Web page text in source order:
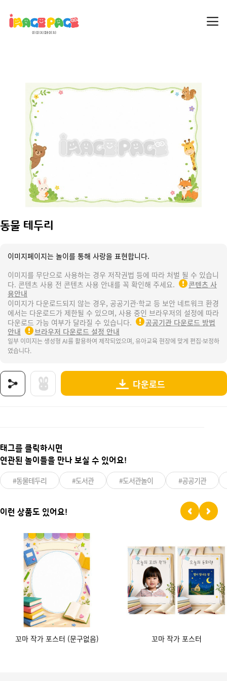
동물 테두리
이미지페이지는 놀이를 통해 사랑을 표현합니다.
이미지를 무단으로 사용하는 경우 저작권법 등에 따라 처벌 될 수 있습니
다. 콘텐츠 사용 전 콘텐츠 사용 안내를 꼭 확인해 주세요.
콘텐츠 사
용안내
이미지가 다운로드되지 않는 경우, 공공기관·학교 등 보안 네트워크 환경
에서는 다운로드가 제한될 수 있으며, 사용 중인 브라우저의 설정에 따라
다운로드 가능 여부가 달라질 수 있습니다.
공공기관 다운로드 방법
안내
브라우저 다운로드 설정 안내
일부 이미지는 생성형 AI를 활용하여 제작되었으며, 유아교육 현장에 맞게 편집·보정하
였습니다.
다운로드
태그를 클릭하시면
연관된 놀이들을 만나 보실 수 있어요!
#동물테두리 #도서관 #도서관놀이 #공공기관
이런 상품도 있어요!
꼬마 작가 포스터 (문구없음) 꼬마 작가 포스터